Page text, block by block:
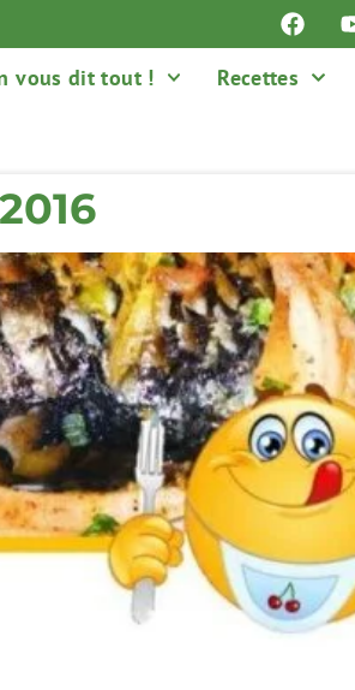
vous dit tout ! Recettes